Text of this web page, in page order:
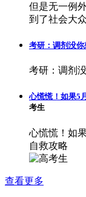
但是无一例
到了社会大
考研：调剂没
考研：调剂
心慌慌！如果5
考生
心慌慌！如
自救攻略
查看更多